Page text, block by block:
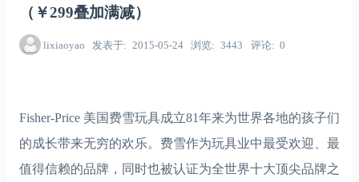
（￥299叠加满减）
lixiaoyao 发表于 2015-05-24 浏览 3443 评论 0
Fisher-Price 美国费雪玩具成立81年来为世界各地的孩子们
的成长带来无穷的欢乐。费雪作为玩具业中最受欢迎、最
值得信赖的品牌，同时也被认证为全世界十大顶尖品牌之